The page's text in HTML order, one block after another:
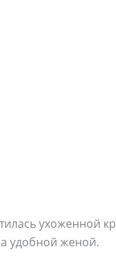
ухоженной
удобной женой.